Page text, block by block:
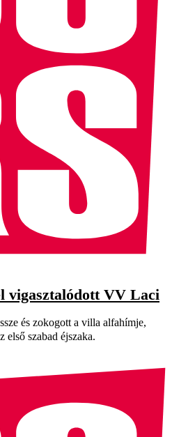
vigasztalódott VV Laci
és zokogott a villa alfahímje,
első szabad éjszaka.